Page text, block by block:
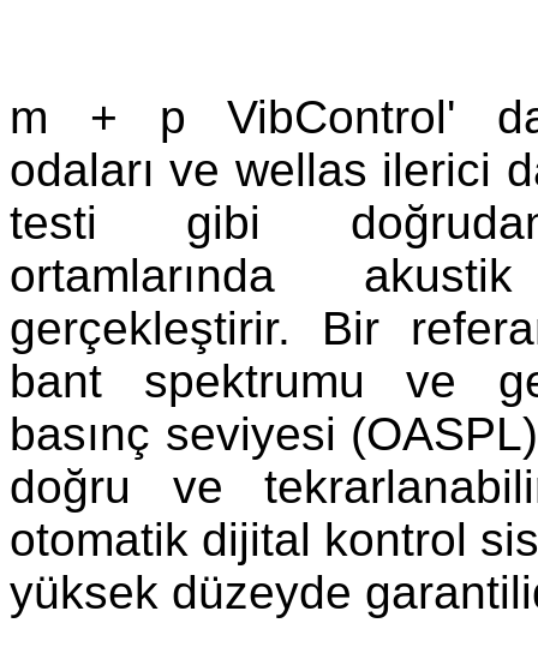
m + p VibControl' da
odaları ve wellas ilerici
testi gibi
ortamlarında
gerçekleştirir. Bir
bant spektrumu ve
basınç seviyesi
doğru ve
otomatik dijital kontrol
yüksek düzeyde